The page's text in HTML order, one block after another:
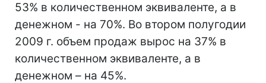
53% в количественном эквиваленте, а в
денежном - на 70%. Во втором полугодии
2009 г. объем продаж вырос на 37% в
количественном эквиваленте, а в
денежном – на 45%.